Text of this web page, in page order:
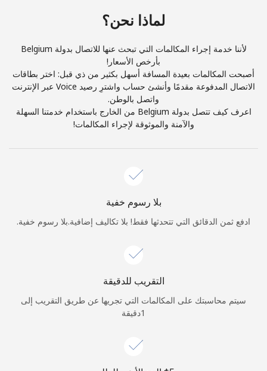
أو
متابعة باستخدام
لماذا نحن؟
لأننا خدمة إجراء المكالمات التي تبحث عنها للاتصال بدولة Belgium
بأرخص الأسعار!
أصبحت المكالمات بعيدة المسافة أسهل بكثير من ذي قبل: اختر بطاقات
الاتصال المدفوعة مقدمًا وأنشئ حساب واشترِ رصيد Voice عبر الإنترنت
واتصل بالوطن.
اعرف كيف تتصل بدولة Belgium من الخارج باستخدام خدمتنا السهلة
والآمنة والموثوقة لإجراء المكالمات!
بلا رسوم خفية
ادفع ثمن الدقائق التي تتحدثها فقط! بلا تكاليف إضافية.بلا رسوم خفية.
التقريب للدقيقة
سيتم محاسبتك على المكالمات التي تجريها عن طريق التقريب إلى
1دقيقة